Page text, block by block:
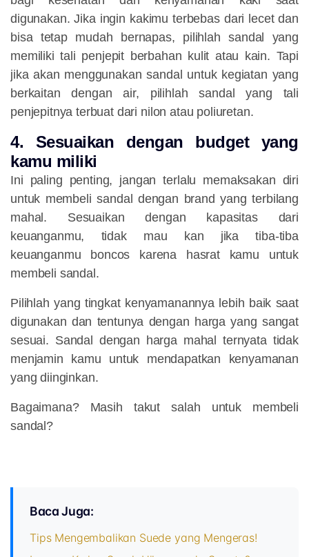
digunakan. Jika ingin kakimu terbebas dari lecet dan
bisa tetap mudah bernapas, pilihlah sandal yang
memiliki tali penjepit berbahan kulit atau kain. Tapi
jika akan menggunakan sandal untuk kegiatan yang
berkaitan dengan air, pilihlah sandal yang tali
penjepitnya terbuat dari nilon atau poliuretan.
4. Sesuaikan dengan budget yang
kamu miliki
Ini paling penting, jangan terlalu memaksakan diri
untuk membeli sandal dengan brand yang terbilang
mahal. Sesuaikan dengan kapasitas dari
keuanganmu, tidak mau kan jika tiba-tiba
keuanganmu boncos karena hasrat kamu untuk
membeli sandal.
Pilihlah yang tingkat kenyamanannya lebih baik saat
digunakan dan tentunya dengan harga yang sangat
sesuai. Sandal dengan harga mahal ternyata tidak
menjamin kamu untuk mendapatkan kenyamanan
yang diinginkan.
Bagaimana? Masih takut salah untuk membeli
sandal?
Baca Juga:
Tips Mengembalikan Suede yang Mengeras!